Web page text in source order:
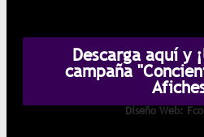
Descarga aquí y
campaña
Diseño Web: